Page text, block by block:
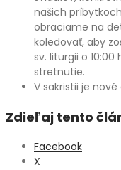
našich
obraciame na
koledovať, aby
sv. liturgii o
stretnutie.
V sakristii je
Zdieľaj tento
Facebook
X